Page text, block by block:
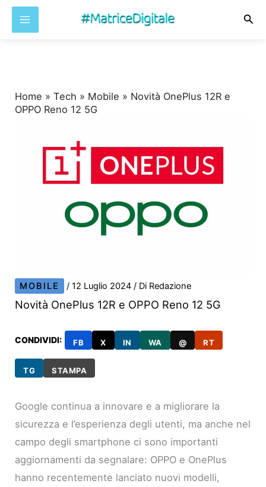
Home »Tech » Mobile » Novità OnePlus 12R e
OPPO Reno 12 5G
MOBILE /12 Luglio 2024/ Di Redazione
Novità OnePlus 12R e OPPO Reno 12 5G
CONDIVIDI: FB X IN WA @ RT
TG STAMPA
Google continua a innovare e a migliorare la
sicurezza e l’esperienza degli utenti, ma anche nel
campo degli smartphone ci sono importanti
aggiornamenti da segnalare: OPPO e OnePlus
hanno recentemente lanciato nuovi modelli,